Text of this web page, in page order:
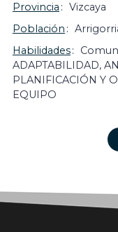
Provincia
Vizcaya
Población
Habilidades
ADAPTABILIDAD,
PLANIFICACIÓN Y
EQUIPO